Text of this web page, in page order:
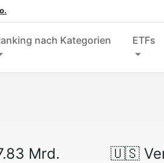
nach Kategorien ETFs
Mrd. 🇺🇸